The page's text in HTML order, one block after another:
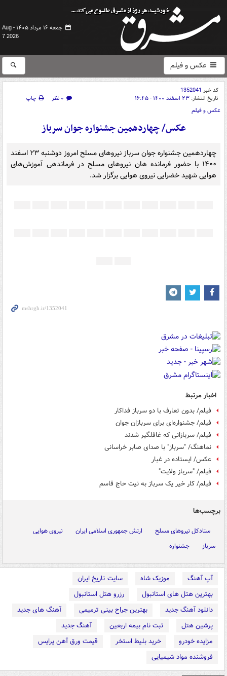
جمعه ۱۶ مرداد ۱۴۰۵ -
Aug
7 2026
عکس و فیلم
کد خبر 1352041
تاریخ انتشار: ۲۳ اسفند ۱۴۰۰ - ۱۶:۴۵ ۰ نظر
چاپ
عکس و فیلم
عکس/ چهاردهمین جشنواره جوان سرباز
چهاردهمین جشنواره جوان سرباز نیروهای مسلح امروز دوشنبه ۲۳ اسفند
۱۴۰۰ با حضور فرمانده هان نیروهای مسلح در فرماندهی آموزش‌های
هوایی شهید خضرایی نیروی هوایی برگزار شد.
اخبار مرتبط
فیلم/ بدون تعارف با دو سرباز فداکار
فیلم/ جشنواره‌ای برای سربازان جوان
فیلم/ سربازانی که غافلگیر شدند
نماهنگ/ "سرباز" با صدای صابر خراسانی
عکس/ ایستاده در غبار
فیلم/ "سرباز ولایت"
فیلم/ کار خیر یک سرباز به نیت حاج قاسم
برچسب‌ها
ستادکل نیروهای مسلح ارتش جمهوری اسلامی ایران
نیروی هوایی
سرباز
جشنواره
آپ آهنگ موزیک شاه
سایت تاریخ ایران
بهترین هتل های استانبول
رزرو هتل استانبول
دانلود آهنگ جدید
بهترین جراح بینی ترمیمی
آهنگ های جدید
پرشین هتل
ثبت نام بیمه اربعین
آهنگ جدید
مزایده خودرو
خرید بلیط استخر
قیمت ورق آهن پرایس
فروشنده مواد شیمیایی